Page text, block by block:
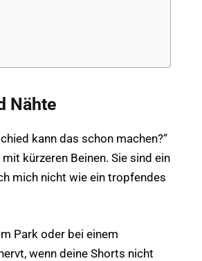
Nähte
kann das schon machen?“
kürzeren Beinen. Sie sind ein
mich nicht wie ein tropfendes
Park oder bei einem
wenn deine Shorts nicht